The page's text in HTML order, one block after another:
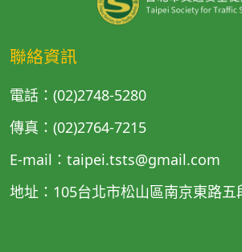
聯絡資訊
電話：(02)2748-5280
傳真：(02)2764-7215
E-mail：taipei.tsts@gmail.com
地址：105台北市松山區南京東路五